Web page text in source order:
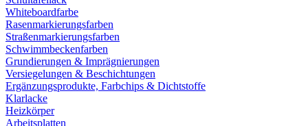
Whiteboardfarbe
Rasenmarkierungsfarben
Straßenmarkierungsfarben
Schwimmbeckenfarben
Grundierungen & Imprägnierungen
Versiegelungen & Beschichtungen
Ergänzungsprodukte, Farbchips & Dichtstoffe
Klarlacke
Heizkörper
Arbeitsplatten